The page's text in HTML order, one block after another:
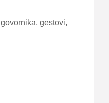
gestovi,